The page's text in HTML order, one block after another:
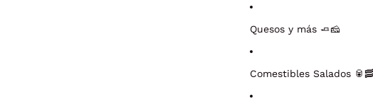
Quesos y más 🧈🧀
Comestibles Salados